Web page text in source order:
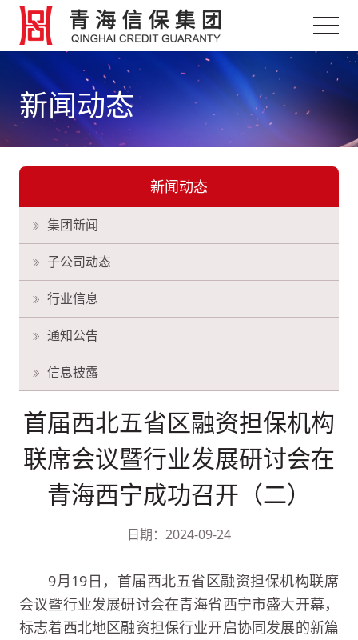
新闻动态
新闻动态
集团新闻
子公司动态
行业信息
通知公告
信息披露
首届西北五省区融资担保机构
联席会议暨行业发展研讨会在
青海西宁成功召开（二）
日期：2024-09-24
9月19日，首届西北五省区融资担保机构联席
会议暨行业发展研讨会在青海省西宁市盛大开幕，
标志着西北地区融资担保行业开启协同发展的新篇